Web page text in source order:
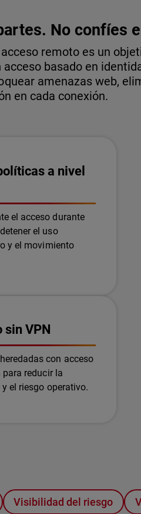
No confíes
remoto es un
basado en
amenazas web,
en cada conexión.
a nivel
el acceso durante
el uso
y el movimiento
VPN
con acceso
reducir la
el riesgo operativo.
Visibilidad del riesgo